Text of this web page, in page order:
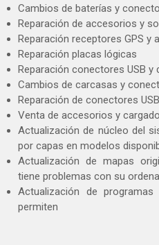
Cambios de baterías y
Reparación de accesorios y
Reparación receptores GPS y
Reparación placas lógicas
Reparación conectores USB
Cambios de carcasas y
Reparación de conectores
Venta de accesorios y
Actualización de núcleo del
por capas en modelos
Actualización de mapas
tiene problemas con su
Actualización de
permiten